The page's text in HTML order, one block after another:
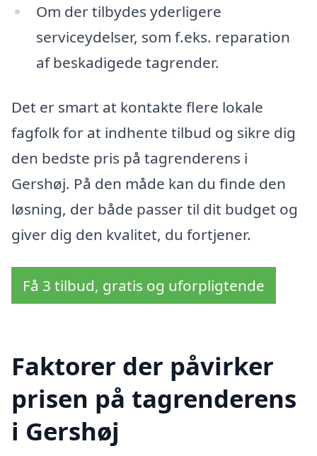
Om der tilbydes yderligere
serviceydelser, som f.eks. reparation
af beskadigede tagrender.
Det er smart at kontakte flere lokale
fagfolk for at indhente tilbud og sikre dig
den bedste pris på tagrenderens i
Gershøj. På den måde kan du finde den
løsning, der både passer til dit budget og
giver dig den kvalitet, du fortjener.
Få 3 tilbud, gratis og uforpligtende
Faktorer der påvirker
prisen på tagrenderens
i Gershøj